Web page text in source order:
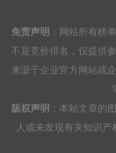
免责声明 ：网站所有榜
不是竞价排名，仅提供
来源于企业官方网站或
版权声明 ：本站文章的
人或未发现有关知识